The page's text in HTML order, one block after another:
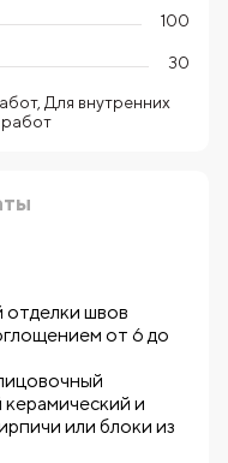
100
30
Для внутренних
работ
швов
от 6 до
и
или блоки из